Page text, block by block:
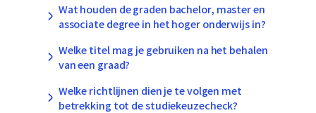
Wat houden de graden bachelor, master en
associate degree in het hoger onderwijs in?
Welke titel mag je gebruiken na het behalen
van een graad?
Welke richtlijnen dien je te volgen met
betrekking tot de studiekeuzecheck?